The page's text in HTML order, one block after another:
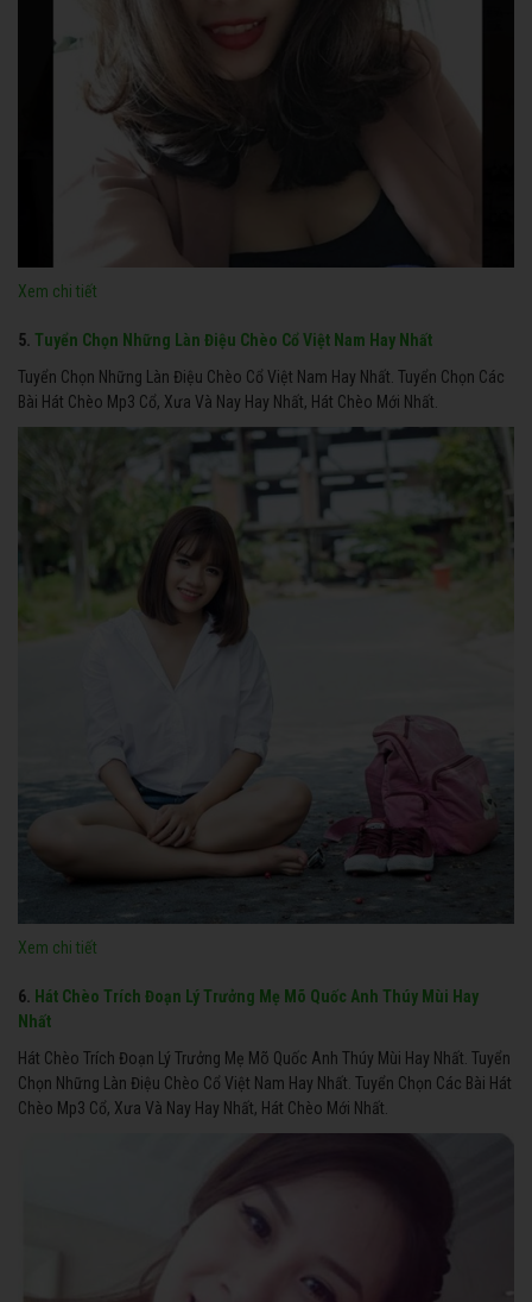
Xem chi tiết
5. Tuyển Chọn Những Làn Điệu Chèo Cổ Việt Nam Hay Nhất
Tuyển Chọn Những Làn Điệu Chèo Cổ Việt Nam Hay Nhất. Tuyển Chọn Các
Bài Hát Chèo Mp3 Cổ, Xưa Và Nay Hay Nhất, Hát Chèo Mới Nhất.
Xem chi tiết
6.
Hát Chèo Trích Đoạn Lý Trưởng Mẹ Mõ Quốc Anh Thúy Mùi Hay
Nhất
Hát Chèo Trích Đoạn Lý Trưởng Mẹ Mõ Quốc Anh Thúy Mùi Hay Nhất. Tuyển
Chọn Những Làn Điệu Chèo Cổ Việt Nam Hay Nhất. Tuyển Chọn Các Bài Hát
Chèo Mp3 Cổ, Xưa Và Nay Hay Nhất, Hát Chèo Mới Nhất.